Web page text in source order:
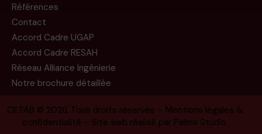
Références
Contact
Accord Cadre UGAP
Accord Cadre RESAH
Réseau Alliance Ingénierie
Notre brochure détaillée
CETAB © 2026. Tous droits réservés – Mentions légales &
confidentialité – Site web réalisé par Palms Studio